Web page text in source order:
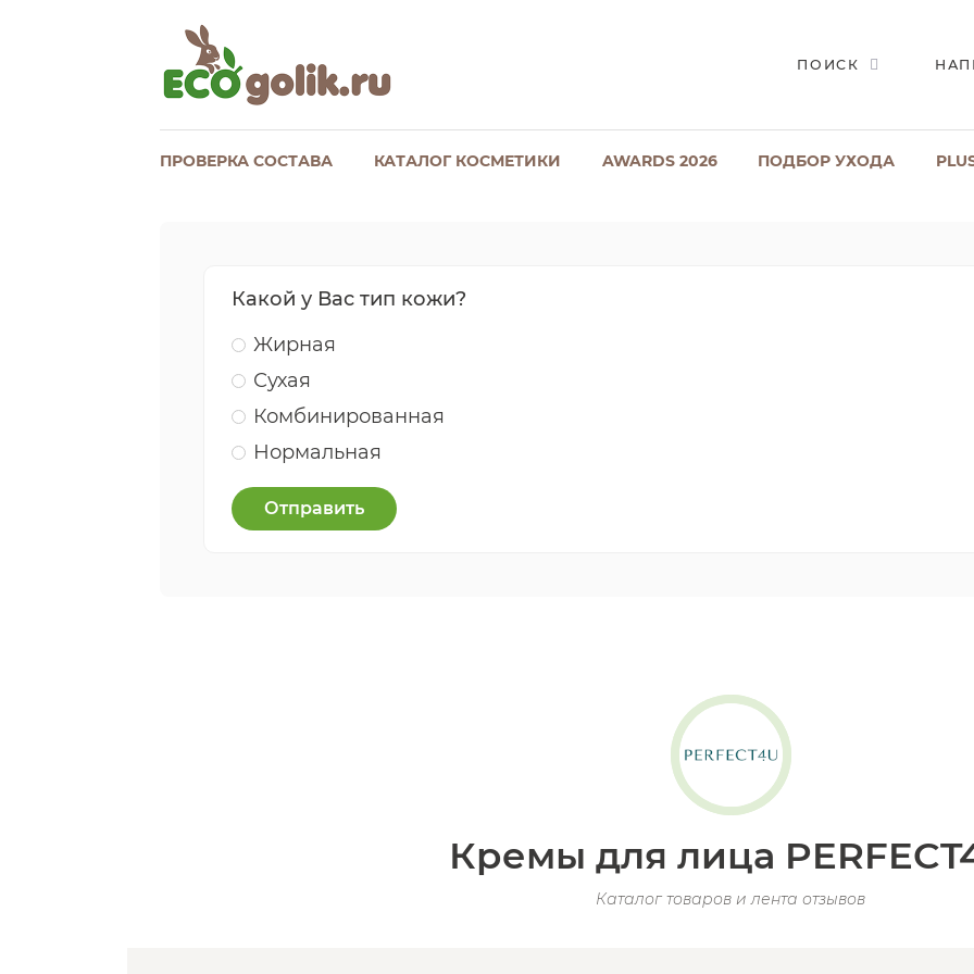
ПОИСК
ПРОВЕРКА СОСТАВА КАТАЛОГ КОСМЕТИКИ AWARDS 2026 ПОДБОР УХОДА
Какой у Вас тип кожи?
Жирная
Сухая
Комбинированная
Нормальная
Отправить
Кремы для лица
Каталог товаров и лента отзывов